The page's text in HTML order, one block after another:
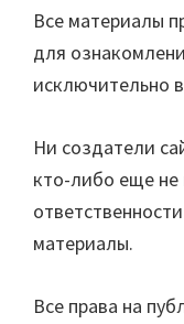
Все материалы
для
исключительно
Ни создатели
кто-либо еще не
материалы.
Все права на